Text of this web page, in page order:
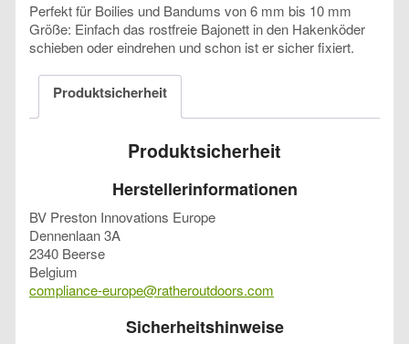
Perfekt für Boilies und Bandums von 6 mm bis 10 mm
Größe: Einfach das rostfreie Bajonett in den Hakenköder
schieben oder eindrehen und schon ist er sicher fixiert.
Produktsicherheit
Produktsicherheit
Herstellerinformationen
BV Preston Innovations Europe
Dennenlaan 3A
2340 Beerse
Belgium
compliance-europe@ratheroutdoors.com
Sicherheitshinweise